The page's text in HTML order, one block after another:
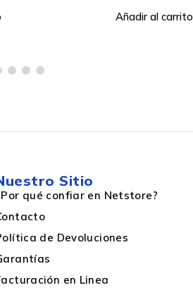
Añadir al carrito
Sitio
qué confiar en Netstore?
de Devoluciones
en Linea